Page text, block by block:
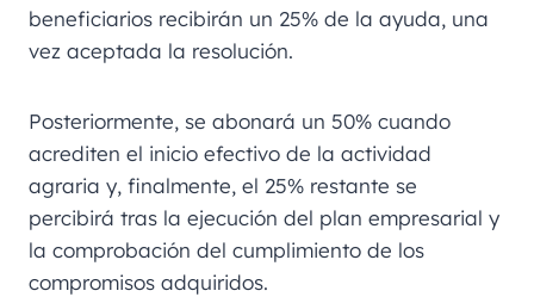
beneficiarios recibirán un 25% de la ayuda, una
vez aceptada la resolución.
Posteriormente, se abonará un 50% cuando
acrediten el inicio efectivo de la actividad
agraria y, finalmente, el 25% restante se
percibirá tras la ejecución del plan empresarial y
la comprobación del cumplimiento de los
compromisos adquiridos.